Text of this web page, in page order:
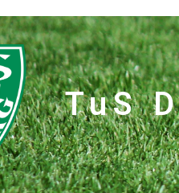
TuS